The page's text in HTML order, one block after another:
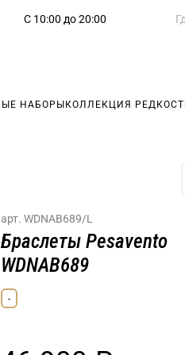
С 10:00 до 20:00
НАБОРЫ КОЛЛЕКЦИЯ
арт. WDNAB689/L
Браслеты Pesavento
WDNAB689
-